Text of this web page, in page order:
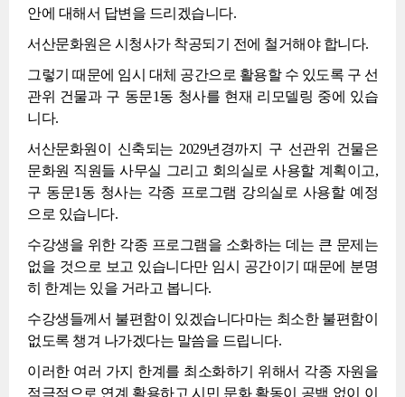
안에 대해서 답변을 드리겠습니다.
서산문화원은 시청사가 착공되기 전에 철거해야 합니다.
그렇기 때문에 임시 대체 공간으로 활용할 수 있도록 구 선
관위 건물과 구 동문1동 청사를 현재 리모델링 중에 있습
니다.
서산문화원이 신축되는 2029년경까지 구 선관위 건물은
문화원 직원들 사무실 그리고 회의실로 사용할 계획이고,
구 동문1동 청사는 각종 프로그램 강의실로 사용할 예정
으로 있습니다.
수강생을 위한 각종 프로그램을 소화하는 데는 큰 문제는
없을 것으로 보고 있습니다만 임시 공간이기 때문에 분명
히 한계는 있을 거라고 봅니다.
수강생들께서 불편함이 있겠습니다마는 최소한 불편함이
없도록 챙겨 나가겠다는 말씀을 드립니다.
이러한 여러 가지 한계를 최소화하기 위해서 각종 자원을
적극적으로 연계 활용하고 시민 문화 활동이 공백 없이 이